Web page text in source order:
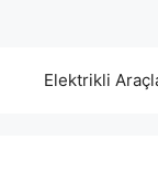
Elektrikli